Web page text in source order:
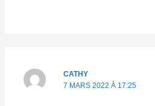
CATHY
7 MARS 2022 À 17:25